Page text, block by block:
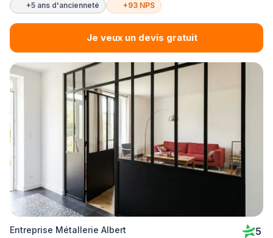
+5 ans d'ancienneté +93 NPS
Je veux un devis gratuit
Entreprise Métallerie Albert 5